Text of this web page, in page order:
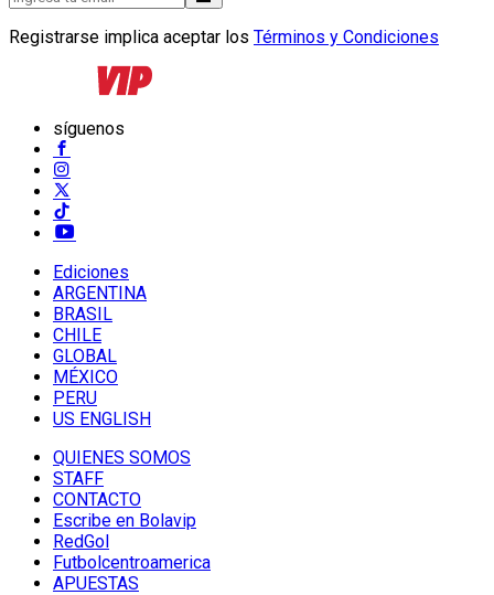
Registrarse implica aceptar los Términos y Condiciones
síguenos
Ediciones
ARGENTINA
BRASIL
CHILE
GLOBAL
MÉXICO
PERU
US ENGLISH
QUIENES SOMOS
STAFF
CONTACTO
Escribe en Bolavip
RedGol
Futbolcentroamerica
APUESTAS